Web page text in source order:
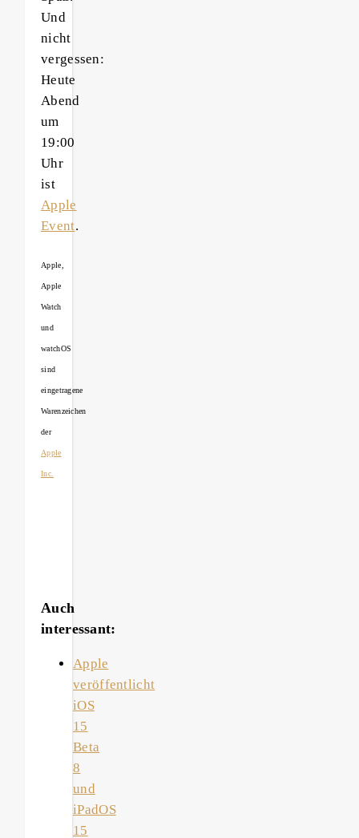
Und
nicht
vergessen:
Heute
Abend
um
19:00
Uhr
ist
Apple
Event.
Apple,
Apple
Watch
und
watchOS
sind
eingetragene
Warenzeichen
der
Apple
Inc.
Auch
interessant:
Apple
veröffentlicht
iOS
15
Beta
8
und
iPadOS
15